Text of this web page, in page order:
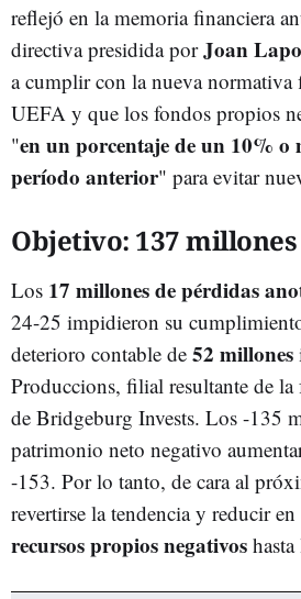
reflejó en la memoria financiera
directiva presidida porJoan
a cumplir con la nueva normativa
UEFA y que los fondos propios
"en un porcentaje de un 10% o
período anterior" para evitar
Objetivo: 137 millones
Los 17 millones de pérdidas
24-25 impidieron su
deterioro contable de 52 millones
Produccions, filial resultante de
de Bridgeburg Invests. Los -135
patrimonio neto negativo
-153. Por lo tanto, de cara al
revertirse la tendencia y reducir en
recursos propios negativos